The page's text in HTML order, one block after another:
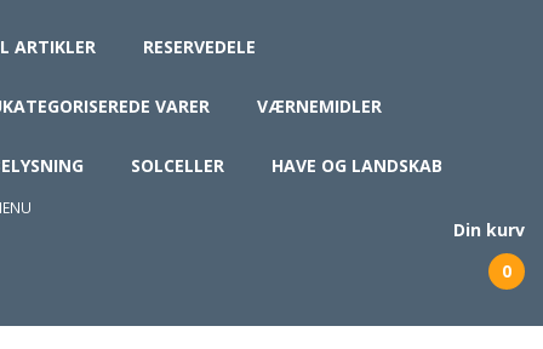
ARTIKLER RESERVEDELE
VARER VÆRNEMIDLER
SOLCELLER HAVE OG LANDSKAB
Din kurv
0